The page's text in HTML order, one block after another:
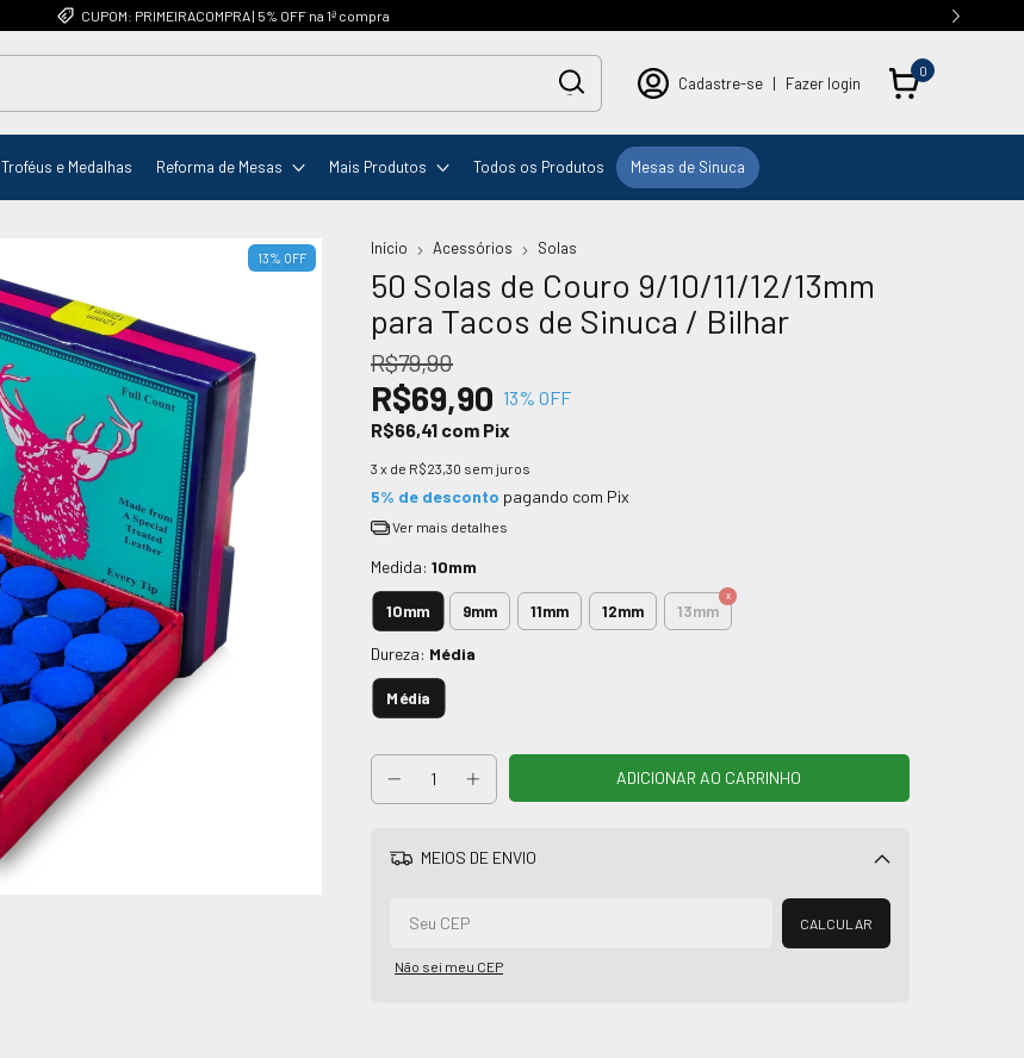
CUPOM: PRIMEIRACOMPRA | 5% OFF na 1ª compra
Cadastre-se | Fazer login
0
Troféus e Medalhas Reforma de Mesas Mais Produtos Todos os Produtos Mesas de Sinuca
13% OFF
Início Acessórios Solas
50 Solas de Couro 9/10/11/12/13mm
para Tacos de Sinuca / Bilhar
R$79,90
R$69,90 13% OFF
R$66,41 com Pix
3 x de R$23,30 sem juros
5% de desconto pagando com Pix
Ver mais detalhes
Medida: 10mm
10mm 9mm 11mm 12mm 13mm
Dureza: Média
Média
MEIOS DE ENVIO
Alterar CEP
CALCULAR
Não sei meu CEP